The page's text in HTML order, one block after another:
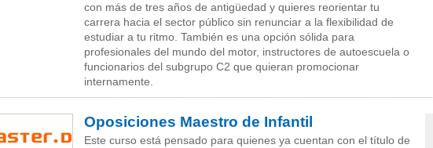
con más de tres años de antigüedad y quieres reorientar tu
carrera hacia el sector público sin renunciar a la flexibilidad de
estudiar a tu ritmo. También es una opción sólida para
profesionales del mundo del motor, instructores de autoescuela o
funcionarios del subgrupo C2 que quieran promocionar
internamente.
Oposiciones Maestro de Infantil
Este curso está pensado para quienes ya cuentan con el título de